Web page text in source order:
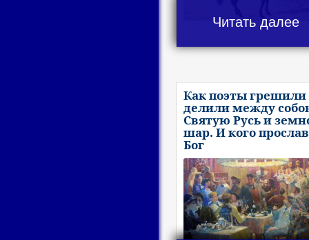
Читать далее
Как поэты грешили
делили между
Святую Русь и
шар. И кого
Бог